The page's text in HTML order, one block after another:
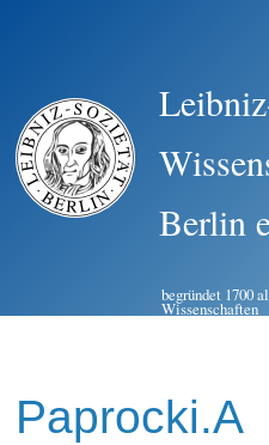
Berlin
begründet 1700
Wissenschaften
Paprocki.A